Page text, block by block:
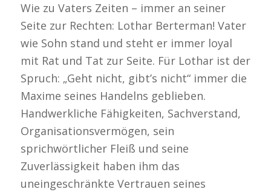
Wie zu Vaters Zeiten – immer an seiner
Seite zur Rechten: Lothar Berterman! Vater
wie Sohn stand und steht er immer loyal
mit Rat und Tat zur Seite. Für Lothar ist der
Spruch: „Geht nicht, gibt’s nicht“ immer die
Maxime seines Handelns geblieben.
Handwerkliche Fähigkeiten, Sachverstand,
Organisationsvermögen, sein
sprichwörtlicher Fleiß und seine
Zuverlässigkeit haben ihm das
uneingeschränkte Vertrauen seines